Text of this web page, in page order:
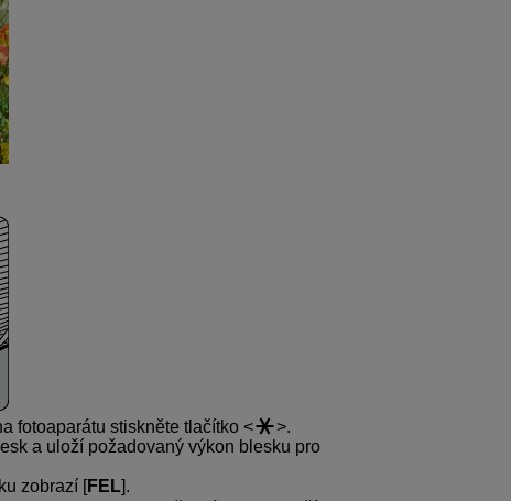
fotoaparátu stiskněte tlačítko
.
a uloží požadovaný výkon blesku pro
zobrazí [FEL].